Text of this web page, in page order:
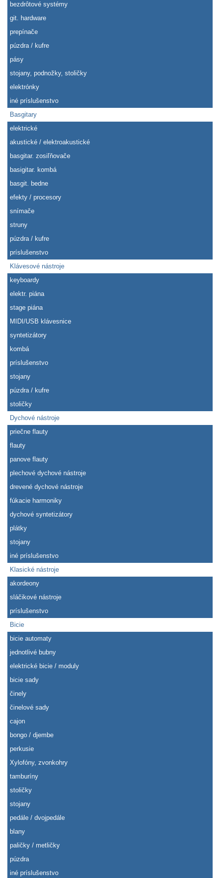
bezdrôtové systémy
git. hardware
prepínače
púzdra / kufre
pásy
stojany, podnožky, stoličky
elektrónky
iné príslušenstvo
Basgitary
elektrické
akustické / elektroakustické
basgitar. zosiľňovače
basigitar. kombá
basgit. bedne
efekty / procesory
snímače
struny
púzdra / kufre
príslušenstvo
Klávesové nástroje
keyboardy
elektr. piána
stage piána
MIDI/USB klávesnice
syntetizátory
kombá
príslušenstvo
stojany
púzdra / kufre
stoličky
Dychové nástroje
priečne flauty
flauty
panove flauty
plechové dychové nástroje
drevené dychové nástroje
fúkacie harmoniky
dychové syntetizátory
plátky
stojany
iné príslušenstvo
Klasické nástroje
akordeony
sláčikové nástroje
príslušenstvo
Bicie
bicie automaty
jednotlivé bubny
elektrické bicie / moduly
bicie sady
činely
činelové sady
cajon
bongo / djembe
perkusie
Xylofóny, zvonkohry
tamburíny
stoličky
stojany
pedále / dvojpedále
blany
paličky / metličky
púzdra
iné príslušenstvo